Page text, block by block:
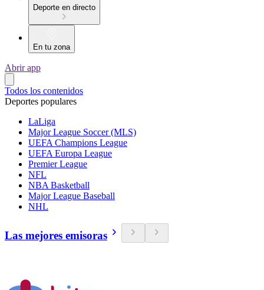
Deporte en directo
En tu zona
Abrir app
Todos los contenidos
Deportes populares
LaLiga
Major League Soccer (MLS)
UEFA Champions League
UEFA Europa League
Premier League
NFL
NBA Basketball
Major League Baseball
NHL
Las mejores emisoras